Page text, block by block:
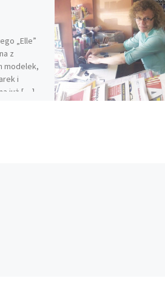
„Elle”
z
modelek,
i
już […]